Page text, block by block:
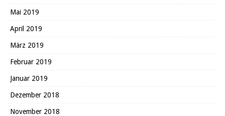
Mai 2019
April 2019
März 2019
Februar 2019
Januar 2019
Dezember 2018
November 2018